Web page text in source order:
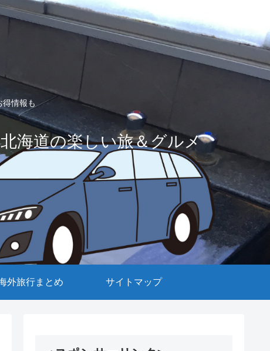
情報も
海道の楽しい旅＆グルメ
外旅行まとめ サイトマップ